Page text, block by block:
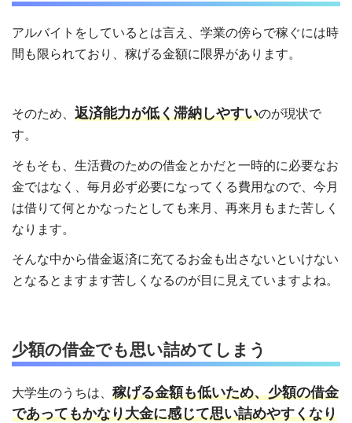
アルバイトをしているとは言え、学業の傍らで稼ぐには時
間も限られており、稼げる金額に限界があります。
そのため、 返済能力が低く滞納しやすいのが現状で
す。
そもそも、生活費のための借金とかだと一時的に必要なお
金ではなく、毎月必ず必要になってくる費用なので、今月
は借りて何とかなったとしても来月、再来月もまた苦しく
なります。
そんな中から借金返済に充てるお金も出さないといけない
となるとますます苦しくなるのが目に見えていますよね。
少額の借金でも思い詰めてしまう
大学生のうちは、 稼げる金額も低いため、少額の借金
であってもかなり大金に感じて思い詰めやすくなり